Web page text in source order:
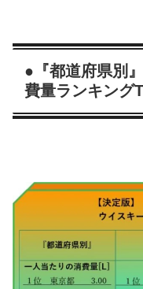
●『都道府県別
費量ランキング